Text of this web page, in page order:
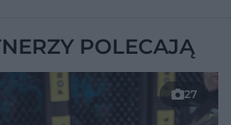
POLECAJĄ
27